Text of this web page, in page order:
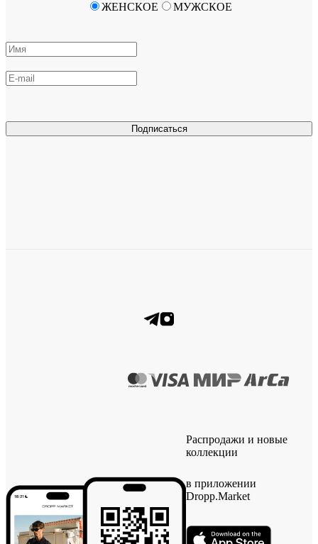
Подписаться
ЖЕНСКОЕ МУЖСКОЕ
Распродажи и новые
коллекции
в приложении
Dropp.Market